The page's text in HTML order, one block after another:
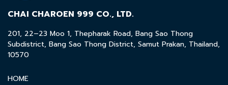
CHAI CHAROEN 999 CO., LTD.
201, 22–23 Moo 1, Thepharak Road, Bang Sao Thong
Subdistrict, Bang Sao Thong District, Samut Prakan, Thailand,
10570
HOME